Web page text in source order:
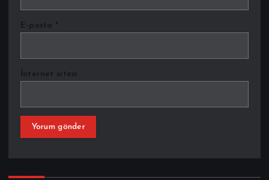
E-posta *
İnternet sitesi